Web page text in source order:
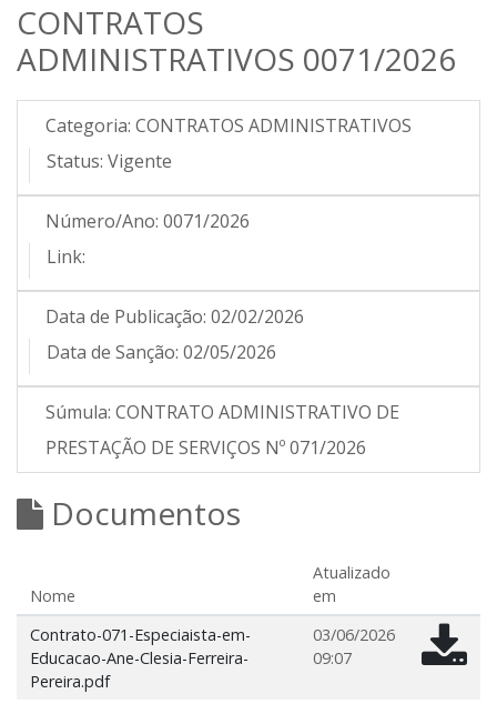
CONTRATOS
ADMINISTRATIVOS 0071/2026
Categoria: CONTRATOS ADMINISTRATIVOS
Status: Vigente
Número/Ano: 0071/2026
Link:
Data de Publicação: 02/02/2026
Data de Sanção: 02/05/2026
Súmula: CONTRATO ADMINISTRATIVO DE
PRESTAÇÃO DE SERVIÇOS Nº 071/2026
Documentos
Nome
Atualizado
em
Contrato-071-Especiaista-em-
Educacao-Ane-Clesia-Ferreira-
Pereira.pdf
03/06/2026
09:07